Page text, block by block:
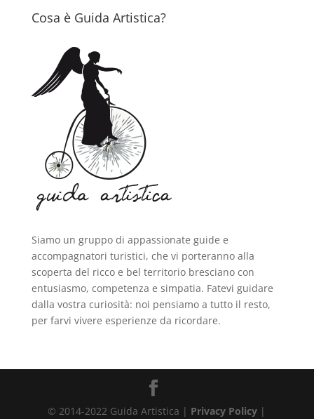
Cosa è Guida Artistica?
Siamo un gruppo di appassionate guide e
accompagnatori turistici, che vi porteranno alla
scoperta del ricco e bel territorio bresciano con
entusiasmo, competenza e simpatia. Fatevi guidare
dalla vostra curiosità: noi pensiamo a tutto il resto,
per farvi vivere esperienze da ricordare.
© 2014-2022 Guida Artistica | Privacy Policy |